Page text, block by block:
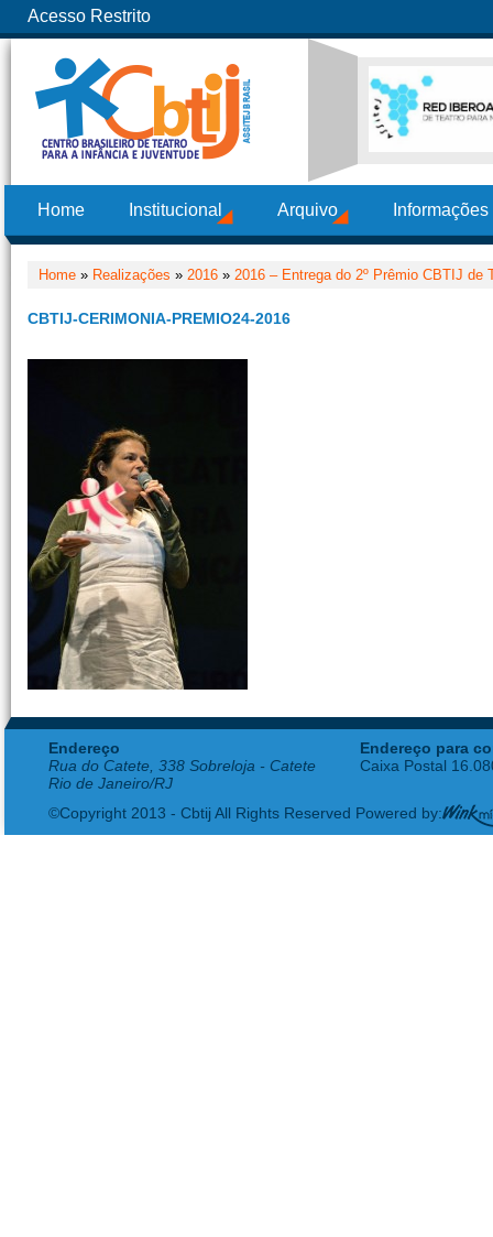
Acesso Restrito
Home Institucional Arquivo
Home » Realizações » 2016 » 2016 – Entrega do 2º Prêmio CBTIJ de
CBTIJ-CERIMONIA-PREMIO24-2016
Endereço
Rua do Catete, 338 Sobreloja - Catete
Rio de Janeiro/RJ
Endereço para
Caixa Postal
©Copyright 2013 - Cbtij All Rights Reserved Powered by: